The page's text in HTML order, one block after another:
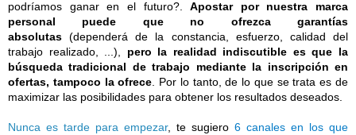
podríamos ganar en el futuro?.Apostar por nuestra marca
personal puede que no ofrezca garantías
absolutas (dependerá de la constancia, esfuerzo, calidad del
trabajo realizado, ...), pero la realidad indiscutible es que la
búsqueda tradicional de trabajo mediante la inscripción en
ofertas, tampoco la ofrece. Por lo tanto, de lo que se trata es de
maximizar las posibilidades para obtener los resultados deseados.
Nunca es tarde para empezar, te sugiero 6 canales en los que